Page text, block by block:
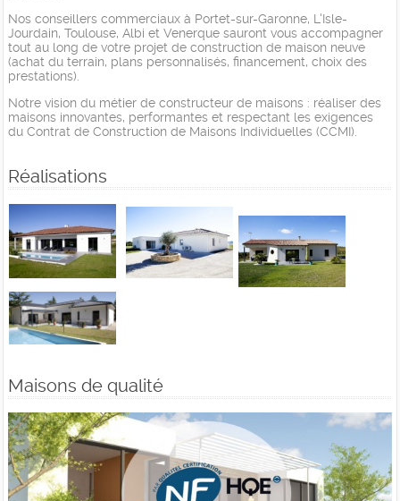
Nos conseillers commerciaux à Portet-sur-Garonne, L'Isle-
Jourdain, Toulouse, Albi et Venerque sauront vous accompagner
tout au long de votre projet de construction de maison neuve
(achat du terrain, plans personnalisés, financement, choix des
prestations).
Notre vision du métier de constructeur de maisons : réaliser des
maisons innovantes, performantes et respectant les exigences
du Contrat de Construction de Maisons Individuelles (CCMI).
Réalisations
Maisons de qualité